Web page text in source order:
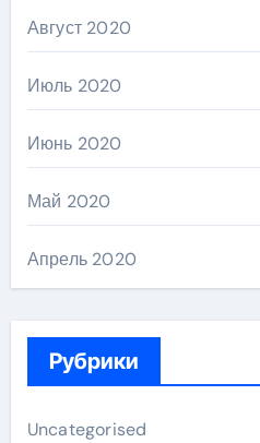
Август 2020
Июль 2020
Июнь 2020
Май 2020
Апрель 2020
Рубрики
Uncategorised